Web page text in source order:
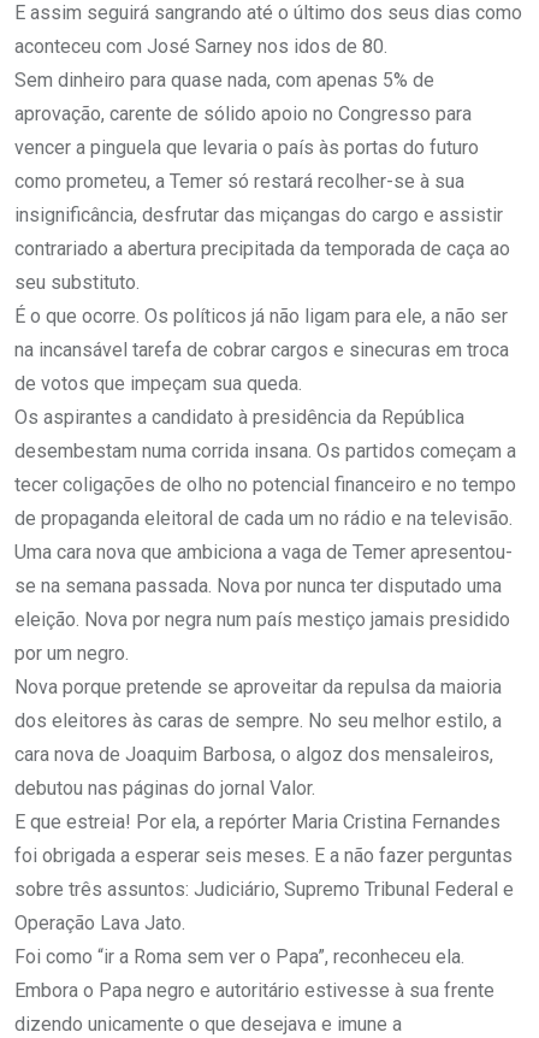
E assim seguirá sangrando até o último dos seus dias como
aconteceu com José Sarney nos idos de 80.
Sem dinheiro para quase nada, com apenas 5% de
aprovação, carente de sólido apoio no Congresso para
vencer a pinguela que levaria o país às portas do futuro
como prometeu, a Temer só restará recolher-se à sua
insignificância, desfrutar das miçangas do cargo e assistir
contrariado a abertura precipitada da temporada de caça ao
seu substituto.
É o que ocorre. Os políticos já não ligam para ele, a não ser
na incansável tarefa de cobrar cargos e sinecuras em troca
de votos que impeçam sua queda.
Os aspirantes a candidato à presidência da República
desembestam numa corrida insana. Os partidos começam a
tecer coligações de olho no potencial financeiro e no tempo
de propaganda eleitoral de cada um no rádio e na televisão.
Uma cara nova que ambiciona a vaga de Temer apresentou-
se na semana passada. Nova por nunca ter disputado uma
eleição. Nova por negra num país mestiço jamais presidido
por um negro.
Nova porque pretende se aproveitar da repulsa da maioria
dos eleitores às caras de sempre. No seu melhor estilo, a
cara nova de Joaquim Barbosa, o algoz dos mensaleiros,
debutou nas páginas do jornal Valor.
E que estreia! Por ela, a repórter Maria Cristina Fernandes
foi obrigada a esperar seis meses. E a não fazer perguntas
sobre três assuntos: Judiciário, Supremo Tribunal Federal e
Operação Lava Jato.
Foi como “ir a Roma sem ver o Papa”, reconheceu ela.
Embora o Papa negro e autoritário estivesse à sua frente
dizendo unicamente o que desejava e imune a